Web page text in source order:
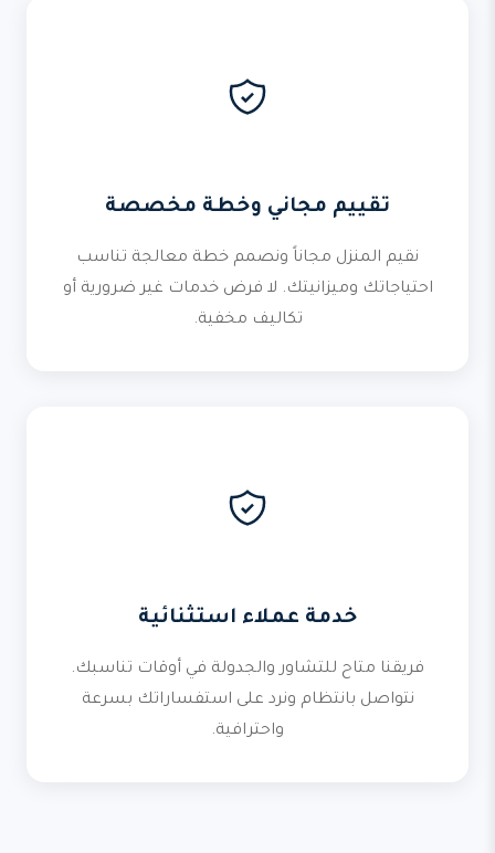
تقييم مجاني وخطة مخصصة
نقيم المنزل مجاناً ونصمم خطة معالجة تناسب
احتياجاتك وميزانيتك. لا فرض خدمات غير ضرورية أو
تكاليف مخفية.
خدمة عملاء استثنائية
فريقنا متاح للتشاور والجدولة في أوقات تناسبك.
نتواصل بانتظام ونرد على استفساراتك بسرعة
واحترافية.